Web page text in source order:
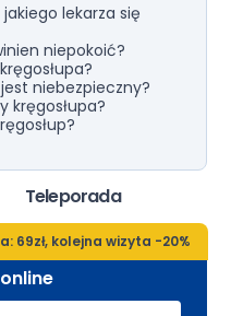
lekarza się
niepokoić?
niebezpieczny?
kręgosłupa?
Teleporada
69zł, kolejna wizyta -20%